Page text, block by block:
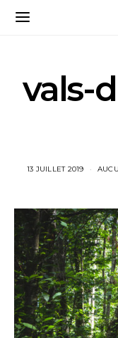
vals-
13 JUILLET 2019